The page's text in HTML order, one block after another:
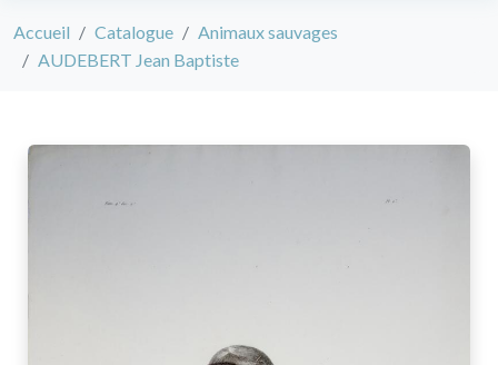
Accueil Catalogue
Animaux sauvages
AUDEBERT Jean Baptiste